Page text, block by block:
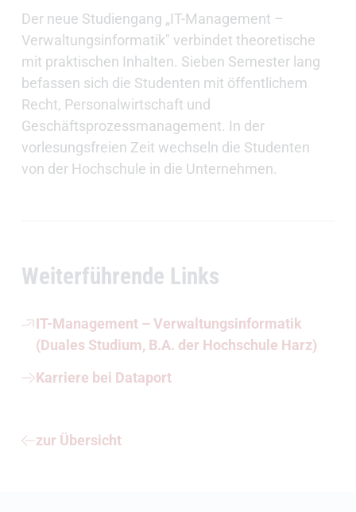
Der neue Studiengang „IT-Management –
Verwaltungsinformatik" verbindet theoretische
mit praktischen Inhalten. Sieben Semester lang
befassen sich die Studenten mit öffentlichem
Recht, Personalwirtschaft und
Geschäftsprozessmanagement. In der
vorlesungsfreien Zeit wechseln die Studenten
von der Hochschule in die Unternehmen.
Weiterführende Links
IT-Management – Verwaltungsinformatik
(Duales Studium, B.A. der Hochschule Harz)
Karriere bei Dataport
zur Übersicht